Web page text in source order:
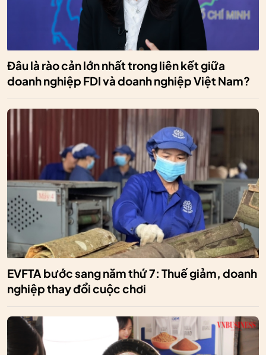
Đâu là rào cản lớn nhất trong liên kết giữa
doanh nghiệp FDI và doanh nghiệp Việt Nam?
EVFTA bước sang năm thứ 7: Thuế giảm, doanh
nghiệp thay đổi cuộc chơi